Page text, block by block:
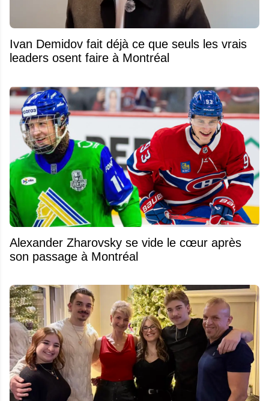
Ivan Demidov fait déjà ce que seuls les vrais
leaders osent faire à Montréal
Alexander Zharovsky se vide le cœur après
son passage à Montréal